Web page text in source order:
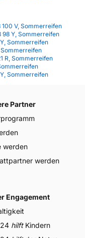
V, Sommerreifen
98 Y, Sommerreifen
Sommerreifen
Sommerreifen
R, Sommerreifen
Sommerreifen
Partner
werden
werden
Engagement
hilftKindern